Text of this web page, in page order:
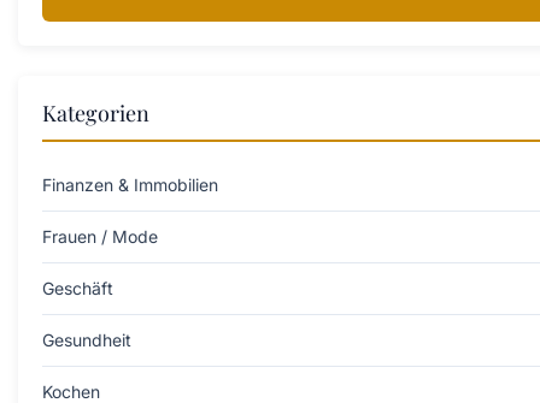
Kategorien
Finanzen & Immobilien
Frauen / Mode
Geschäft
Gesundheit
Kochen